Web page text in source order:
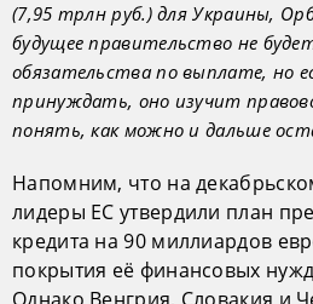
(7,95 трлн руб.) для Украины,
будущее правительство не
обязательства по выплате, но
принуждать, оно изучит
понять, как можно и дальше
Напомним, что на
лидеры ЕС утвердили план
кредита на 90 миллиардов
покрытия её финансовых